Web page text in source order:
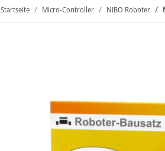
Startseite Micro-Controller NIBO Roboter